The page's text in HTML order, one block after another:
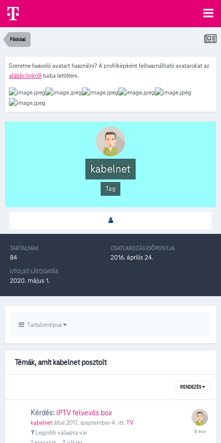
Főoldal
Szeretne hasonló avatart használni? A profilképként felhasználható avatarokat az
alábbi linkről tudja letölteni.
kabelnet
Tag
TARTALMAK
84
CSATLAKOZÁS IDŐPONTJA
2016. április 24.
UTOLSÓ LÁTOGATÁS
2020. május 1.
Tartalomtípus
Témák, amit kabelnet posztolt
RENDEZÉS
Kérdés: IPTV felvevős box
kabelnet által 2017. szeptember 4. itt: TV
Legjobb válaszra vár